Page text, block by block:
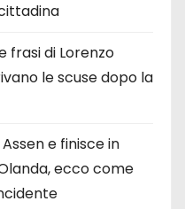
frasi di Lorenzo
le scuse dopo la
e finisce in
ecco come